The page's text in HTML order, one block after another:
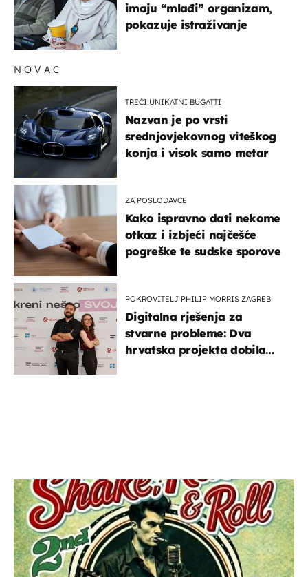
imaju “mlađi” organizam,
pokazuje istraživanje
NOVAC
TREĆI UNIKATNI BUGATTI
Nazvan je po vrsti
srednjovjekovnog viteškog
konja i visok samo metar
ZA POSLODAVCE
Kako ispravno dati nekome
otkaz i izbjeći najčešće
pogreške te sudske sporove
POKROVITELJ PHILIP MORRIS ZAGREB
Digitalna rješenja za
stvarne probleme: Dva
hrvatska projekta dobila